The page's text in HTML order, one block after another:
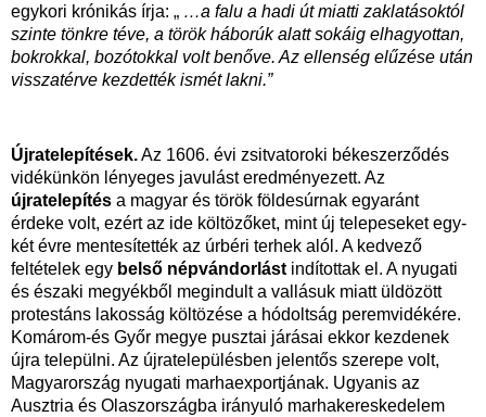
egykori krónikás írja: „ …a falu a hadi út miatti zaklatásoktól
szinte tönkre téve, a török háborúk alatt sokáig elhagyottan,
bokrokkal, bozótokkal volt benőve. Az ellenség elűzése után
visszatérve kezdették ismét lakni.”
Újratelepítések.Az 1606. évi zsitvatoroki békeszerződés
vidékünkön lényeges javulást eredményezett. Az
újratelepítés a magyar és török földesúrnak egyaránt
érdeke volt, ezért az ide költözőket, mint új telepeseket egy-
két évre mentesítették az úrbéri terhek alól. A kedvező
feltételek egy belső népvándorlást indítottak el. A nyugati
és északi megyékből megindult a vallásuk miatt üldözött
protestáns lakosság költözése a hódoltság peremvidékére.
Komárom-és Győr megye pusztai járásai ekkor kezdenek
újra települni. Az újratelepülésben jelentős szerepe volt,
Magyarország nyugati marhaexportjának. Ugyanis az
Ausztria és Olaszországba irányuló marhakereskedelem